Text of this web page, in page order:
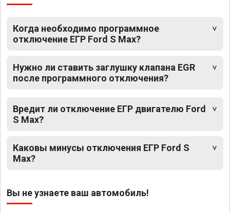
Когда необходимо программное
отключение ЕГР Ford S Max?
Нужно ли ставить заглушку клапана EGR
после программного отключения?
Вредит ли отключение ЕГР двигателю Ford
S Max?
Каковы минусы отключения ЕГР Ford S
Max?
Вы не узнаете ваш автомобиль!